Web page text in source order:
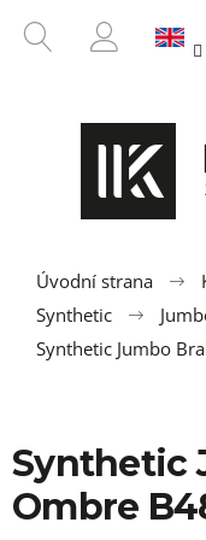
content
SEARCH
Úvodní strana
Synthetic
Synthetic Jumbo
Synthetic
Ombre
BACK
BACK
e
y
l
o
o